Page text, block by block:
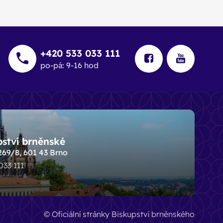
+420 533 033 111
po-pá: 9-16 hod
brněnské
8, 601 43 Brno
111
© Oficiální stránky Biskupství brněnského